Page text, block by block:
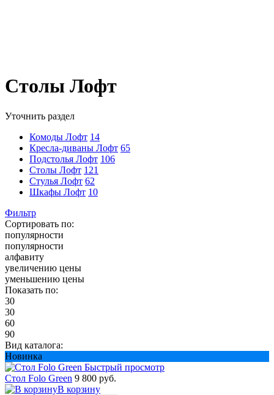
Столы Лофт
Уточнить раздел
Комоды Лофт 14
Кресла-диваны Лофт 65
Подстолья Лофт 106
Столы Лофт 121
Стулья Лофт 62
Шкафы Лофт 10
Фильтр
Сортировать по:
популярности
популярности
алфавиту
увеличению цены
уменьшению цены
Показать по:
30
30
60
90
Вид каталога:
Новинка
Быстрый просмотр
Стол Folo Green 9 800 руб.
В корзину